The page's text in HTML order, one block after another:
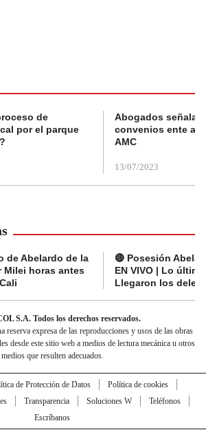
de
por el parque
Abogados
convenios ente
AMC
13/07/2023
de Abelardo de la
Milei horas antes
🔴 Posesión
EN VIVO | Lo
Llegaron los
S.A. Todos los derechos reservados.
expresa de las reproducciones y usos de las obras
desde este sitio web a medios de lectura mecánica u otros
medios que resulten adecuados.
de Protección de Datos
Política de cookies
Transparencia Soluciones W
Teléfonos
Escríbanos